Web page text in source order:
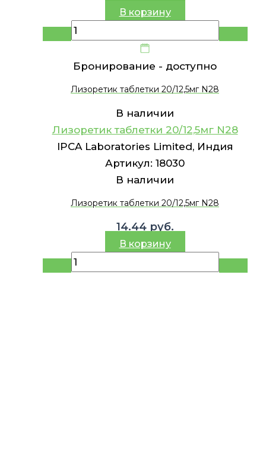
В корзину
Бронирование - доступно
Лизоретик таблетки 20/12,5мг N28
В наличии
Лизоретик таблетки 20/12,5мг N28
IPCA Laboratories Limited, Индия
Артикул: 18030
В наличии
Лизоретик таблетки 20/12,5мг N28
14.44 руб.
В корзину